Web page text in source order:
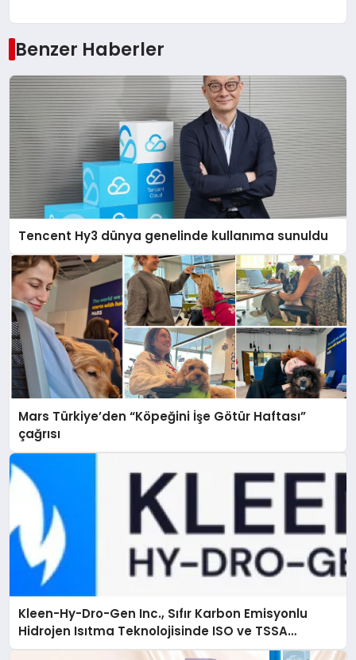
Benzer Haberler
Tencent Hy3 dünya genelinde kullanıma sunuldu
Mars Türkiye’den “Köpeğini İşe Götür Haftası”
çağrısı
Kleen-Hy-Dro-Gen Inc., Sıfır Karbon Emisyonlu
Hidrojen Isıtma Teknolojisinde ISO ve TSSA
Düzenleyici Onaylarını Aldı